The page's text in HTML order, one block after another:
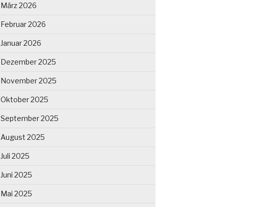
März 2026
Februar 2026
Januar 2026
Dezember 2025
November 2025
Oktober 2025
September 2025
August 2025
Juli 2025
Juni 2025
Mai 2025